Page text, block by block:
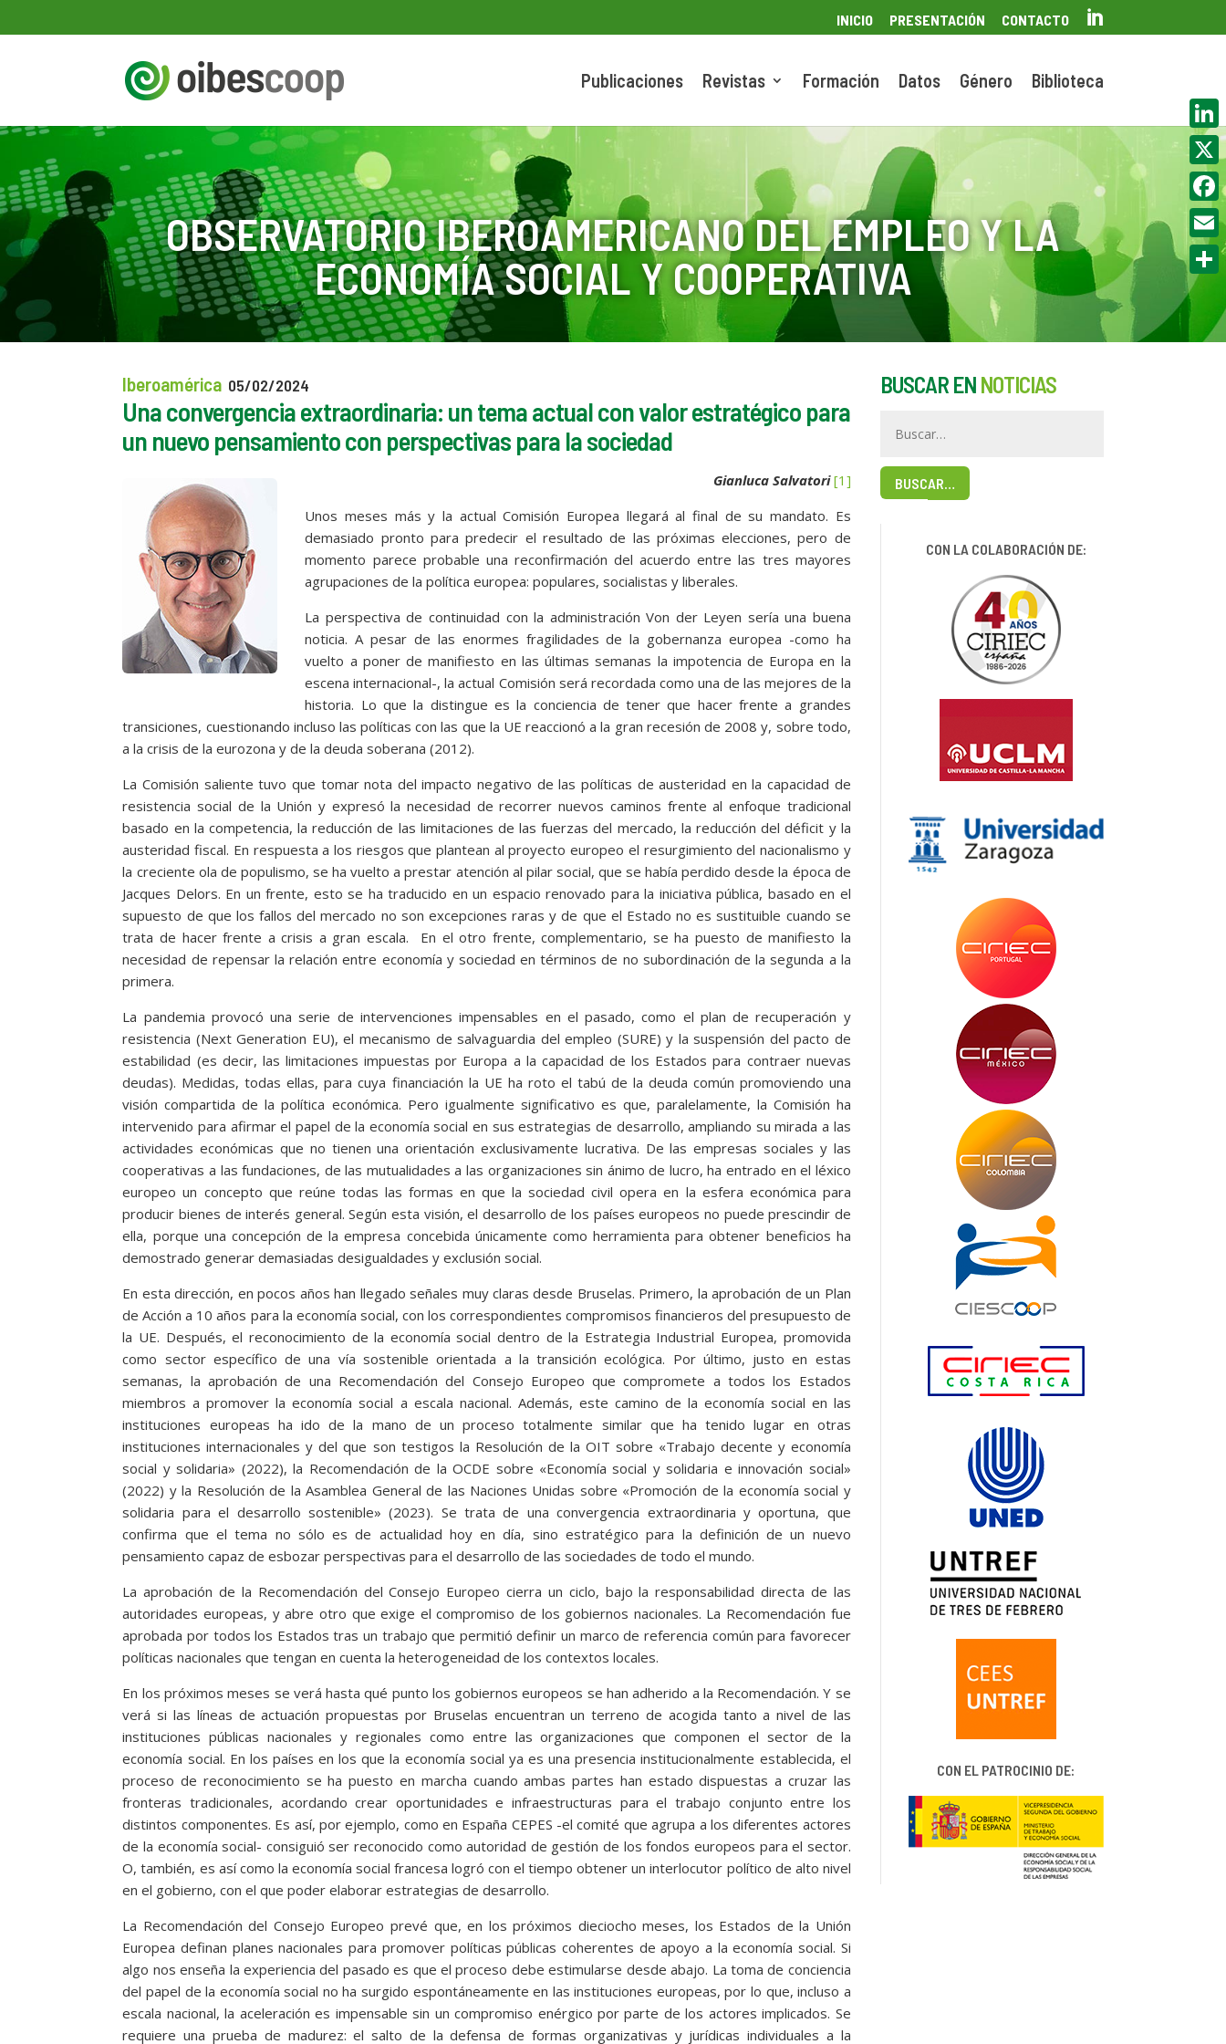
INICIO PRESENTACIÓN CONTACTO 
Publicaciones Revistas Formación Datos Género Biblioteca
OBSERVATORIO IBEROAMERICANO DEL EMPLEO Y LA
ECONOMÍA SOCIAL Y COOPERATIVA
Iberoamérica 05/02/2024
Una convergencia extraordinaria: un tema actual con valor estratégico para
un nuevo pensamiento con perspectivas para la sociedad
Gianluca Salvatori [1]
Unos meses más y la actual Comisión Europea llegará al final de su mandato. Es
demasiado pronto para predecir el resultado de las próximas elecciones, pero de
momento parece probable una reconfirmación del acuerdo entre las tres mayores
agrupaciones de la política europea: populares, socialistas y liberales.
La perspectiva de continuidad con la administración Von der Leyen sería una buena
noticia. A pesar de las enormes fragilidades de la gobernanza europea -como ha
vuelto a poner de manifiesto en las últimas semanas la impotencia de Europa en la
escena internacional-, la actual Comisión será recordada como una de las mejores de la
historia. Lo que la distingue es la conciencia de tener que hacer frente a grandes
transiciones, cuestionando incluso las políticas con las que la UE reaccionó a la gran recesión de 2008 y, sobre todo,
a la crisis de la eurozona y de la deuda soberana (2012).
La Comisión saliente tuvo que tomar nota del impacto negativo de las políticas de austeridad en la capacidad de
resistencia social de la Unión y expresó la necesidad de recorrer nuevos caminos frente al enfoque tradicional
basado en la competencia, la reducción de las limitaciones de las fuerzas del mercado, la reducción del déficit y la
austeridad fiscal. En respuesta a los riesgos que plantean al proyecto europeo el resurgimiento del nacionalismo y
la creciente ola de populismo, se ha vuelto a prestar atención al pilar social, que se había perdido desde la época de
Jacques Delors. En un frente, esto se ha traducido en un espacio renovado para la iniciativa pública, basado en el
supuesto de que los fallos del mercado no son excepciones raras y de que el Estado no es sustituible cuando se
trata de hacer frente a crisis a gran escala. En el otro frente, complementario, se ha puesto de manifiesto la
necesidad de repensar la relación entre economía y sociedad en términos de no subordinación de la segunda a la
primera.
La pandemia provocó una serie de intervenciones impensables en el pasado, como el plan de recuperación y
resistencia (Next Generation EU), el mecanismo de salvaguardia del empleo (SURE) y la suspensión del pacto de
estabilidad (es decir, las limitaciones impuestas por Europa a la capacidad de los Estados para contraer nuevas
deudas). Medidas, todas ellas, para cuya financiación la UE ha roto el tabú de la deuda común promoviendo una
visión compartida de la política económica. Pero igualmente significativo es que, paralelamente, la Comisión ha
intervenido para afirmar el papel de la economía social en sus estrategias de desarrollo, ampliando su mirada a las
actividades económicas que no tienen una orientación exclusivamente lucrativa. De las empresas sociales y las
cooperativas a las fundaciones, de las mutualidades a las organizaciones sin ánimo de lucro, ha entrado en el léxico
europeo un concepto que reúne todas las formas en que la sociedad civil opera en la esfera económica para
producir bienes de interés general. Según esta visión, el desarrollo de los países europeos no puede prescindir de
ella, porque una concepción de la empresa concebida únicamente como herramienta para obtener beneficios ha
demostrado generar demasiadas desigualdades y exclusión social.
En esta dirección, en pocos años han llegado señales muy claras desde Bruselas. Primero, la aprobación de un Plan
de Acción a 10 años para la economía social, con los correspondientes compromisos financieros del presupuesto de
la UE. Después, el reconocimiento de la economía social dentro de la Estrategia Industrial Europea, promovida
como sector específico de una vía sostenible orientada a la transición ecológica. Por último, justo en estas
semanas, la aprobación de una Recomendación del Consejo Europeo que compromete a todos los Estados
miembros a promover la economía social a escala nacional. Además, este camino de la economía social en las
instituciones europeas ha ido de la mano de un proceso totalmente similar que ha tenido lugar en otras
instituciones internacionales y del que son testigos la Resolución de la OIT sobre «Trabajo decente y economía
social y solidaria» (2022), la Recomendación de la OCDE sobre «Economía social y solidaria e innovación social»
(2022) y la Resolución de la Asamblea General de las Naciones Unidas sobre «Promoción de la economía social y
solidaria para el desarrollo sostenible» (2023). Se trata de una convergencia extraordinaria y oportuna, que
confirma que el tema no sólo es de actualidad hoy en día, sino estratégico para la definición de un nuevo
pensamiento capaz de esbozar perspectivas para el desarrollo de las sociedades de todo el mundo.
La aprobación de la Recomendación del Consejo Europeo cierra un ciclo, bajo la responsabilidad directa de las
autoridades europeas, y abre otro que exige el compromiso de los gobiernos nacionales. La Recomendación fue
aprobada por todos los Estados tras un trabajo que permitió definir un marco de referencia común para favorecer
políticas nacionales que tengan en cuenta la heterogeneidad de los contextos locales.
En los próximos meses se verá hasta qué punto los gobiernos europeos se han adherido a la Recomendación. Y se
verá si las líneas de actuación propuestas por Bruselas encuentran un terreno de acogida tanto a nivel de las
instituciones públicas nacionales y regionales como entre las organizaciones que componen el sector de la
economía social. En los países en los que la economía social ya es una presencia institucionalmente establecida, el
proceso de reconocimiento se ha puesto en marcha cuando ambas partes han estado dispuestas a cruzar las
fronteras tradicionales, acordando crear oportunidades e infraestructuras para el trabajo conjunto entre los
distintos componentes. Es así, por ejemplo, como en España CEPES -el comité que agrupa a los diferentes actores
de la economía social- consiguió ser reconocido como autoridad de gestión de los fondos europeos para el sector.
O, también, es así como la economía social francesa logró con el tiempo obtener un interlocutor político de alto nivel
en el gobierno, con el que poder elaborar estrategias de desarrollo.
La Recomendación del Consejo Europeo prevé que, en los próximos dieciocho meses, los Estados de la Unión
Europea definan planes nacionales para promover políticas públicas coherentes de apoyo a la economía social. Si
algo nos enseña la experiencia del pasado es que el proceso debe estimularse desde abajo. La toma de conciencia
del papel de la economía social no ha surgido espontáneamente en las instituciones europeas, por lo que, incluso a
escala nacional, la aceleración es impensable sin un compromiso enérgico por parte de los actores implicados. Se
requiere una prueba de madurez: el salto de la defensa de formas organizativas y jurídicas individuales a la
BUSCAR EN NOTICIAS
BUSCAR…
CON LA COLABORACIÓN DE:
CON EL PATROCINIO DE:
X
Email